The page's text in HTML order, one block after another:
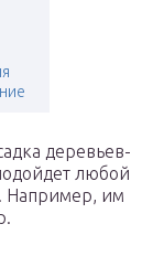
деревьев-
любой
Например, им